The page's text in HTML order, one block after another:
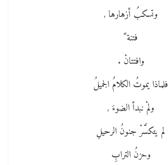
وتسكبُ أزهارها ,
فتنة ً
وافتتانْ .
فلماذا يموتُ الكلامُ الجميلُ
ولمْ نبدأ الضوءَ ,
لم يتكسَّرْ جنونُ الرحيلِ
وحزنُ الترابِ